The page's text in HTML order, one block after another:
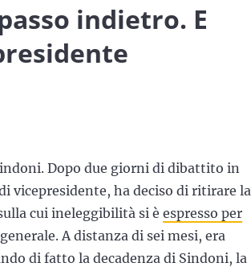
indietro. E
Dopo due giorni di dibattito in
vicepresidente, ha deciso di ritirare la
cui ineleggibilità si è espresso per
A distanza di sei mesi, era
di fatto la decadenza di Sindoni, la